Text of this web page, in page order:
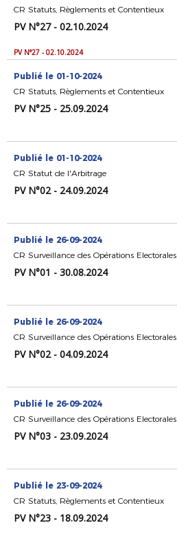
CR Statuts, Règlements et Contentieux
PV N°27 - 02.10.2024
PV N°27 - 02.10.2024
Publié le 01-10-2024
CR Statuts, Règlements et Contentieux
PV N°25 - 25.09.2024
Publié le 01-10-2024
CR Statut de l'Arbitrage
PV N°02 - 24.09.2024
Publié le 26-09-2024
CR Surveillance des Opérations Electorales
PV N°01 - 30.08.2024
Publié le 26-09-2024
CR Surveillance des Opérations Electorales
PV N°02 - 04.09.2024
Publié le 26-09-2024
CR Surveillance des Opérations Electorales
PV N°03 - 23.09.2024
Publié le 23-09-2024
CR Statuts, Règlements et Contentieux
PV N°23 - 18.09.2024